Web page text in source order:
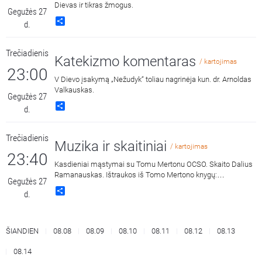
Gegužės 27
d.
Dievas ir tikras žmogus.
Trečiadienis
23:00
Gegužės 27
d.
Katekizmo komentaras / kartojimas
V Dievo įsakymą „Nežudyk“ toliau nagrinėja kun. dr. Arnoldas
Valkauskas.
Trečiadienis
23:40
Gegužės 27
d.
Muzika ir skaitiniai / kartojimas
Kasdieniai mąstymai su Tomu Mertonu OCSO. Skaito Dalius
Ramanauskas. Ištraukos iš Tomo Mertono knygų:
„Septynaukštis kalnas“, išleido „Katalikų pasaulio leidiniai“,
2011 m. ir „Jonos ženklas“, išleido „Katalikų pasaulio leidiniai“,
ŠIANDIEN 08.08 08.09 08.10 08.11 08.12 08.13
08.14